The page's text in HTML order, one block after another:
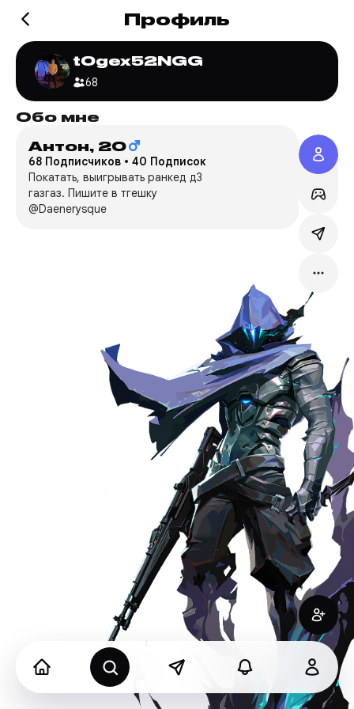
Профиль
t0gex52NGG
68
Обо мне
Антон, 20
68 Подписчиков • 40 Подписок
Покатать, выигрывать ранкед д3
газгаз. Пишите в тгешку
@Daenerysque
Мейн: